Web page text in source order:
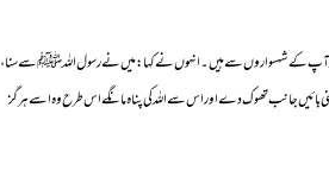
کے شہسواروں سے ہیں۔ انہوں نے کہا: میں نے رسول اللہ ﷺ سے سنا،
بائیں جانب تھوک دے اور اس سے اللہ کی پناہ مانگے اس طرح وہ اسے ہرگز